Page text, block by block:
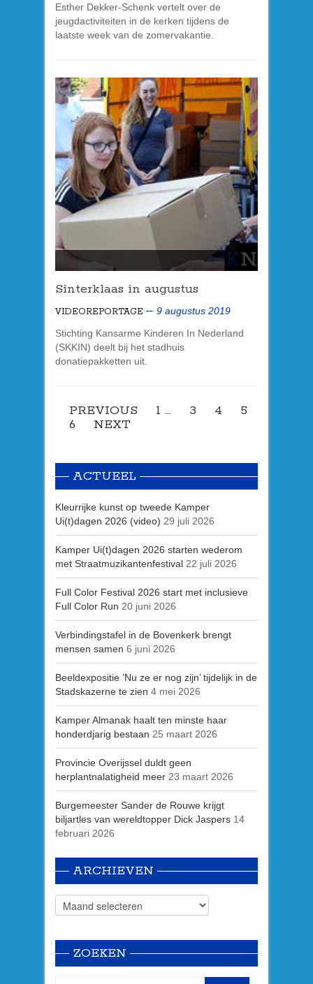
Esther Dekker-Schenk vertelt over de
jeugdactiviteiten in de kerken tijdens de
laatste week van de zomervakantie.
Sinterklaas in augustus
VIDEOREPORTAGE
9 augustus 2019
Stichting Kansarme Kinderen In Nederland
(SKKIN) deelt bij het stadhuis
donatiepakketten uit.
PREVIOUS 1 … 3 4
5
6
NEXT
ACTUEEL
Kleurrijke kunst op tweede Kamper
Ui(t)dagen 2026 (video) 29 juli 2026
Kamper Ui(t)dagen 2026 starten wederom
met Straatmuzikantenfestival 22 juli 2026
Full Color Festival 2026 start met inclusieve
Full Color Run 20 juni 2026
Verbindingstafel in de Bovenkerk brengt
mensen samen 6 juni 2026
Beeldexpositie ’Nu ze er nog zijn’ tijdelijk in de
Stadskazerne te zien 4 mei 2026
Kamper Almanak haalt ten minste haar
honderdjarig bestaan 25 maart 2026
Provincie Overijssel duldt geen
herplantnalatigheid meer 23 maart 2026
Burgemeester Sander de Rouwe krijgt
biljartles van wereldtopper Dick Jaspers 14
februari 2026
ARCHIEVEN
ZOEKEN